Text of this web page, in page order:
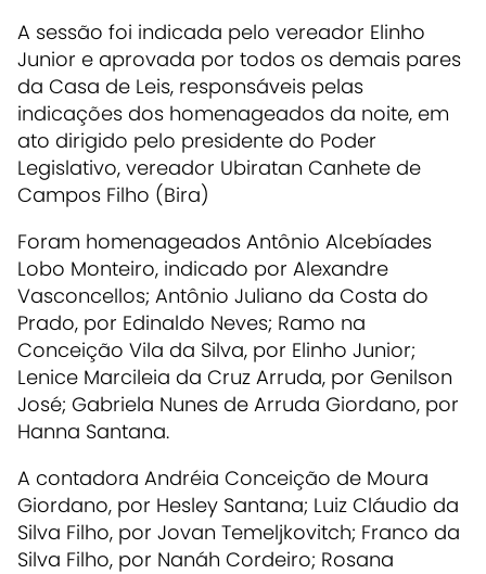
A sessão foi indicada pelo vereador Elinho
Junior e aprovada por todos os demais pares
da Casa de Leis, responsáveis pelas
indicações dos homenageados da noite, em
ato dirigido pelo presidente do Poder
Legislativo, vereador Ubiratan Canhete de
Campos Filho (Bira)
Foram homenageados Antônio Alcebíades
Lobo Monteiro, indicado por Alexandre
Vasconcellos; Antônio Juliano da Costa do
Prado, por Edinaldo Neves; Ramo na
Conceição Vila da Silva, por Elinho Junior;
Lenice Marcileia da Cruz Arruda, por Genilson
José; Gabriela Nunes de Arruda Giordano, por
Hanna Santana.
A contadora Andréia Conceição de Moura
Giordano, por Hesley Santana; Luiz Cláudio da
Silva Filho, por Jovan Temeljkovitch; Franco da
Silva Filho, por Nanáh Cordeiro; Rosana